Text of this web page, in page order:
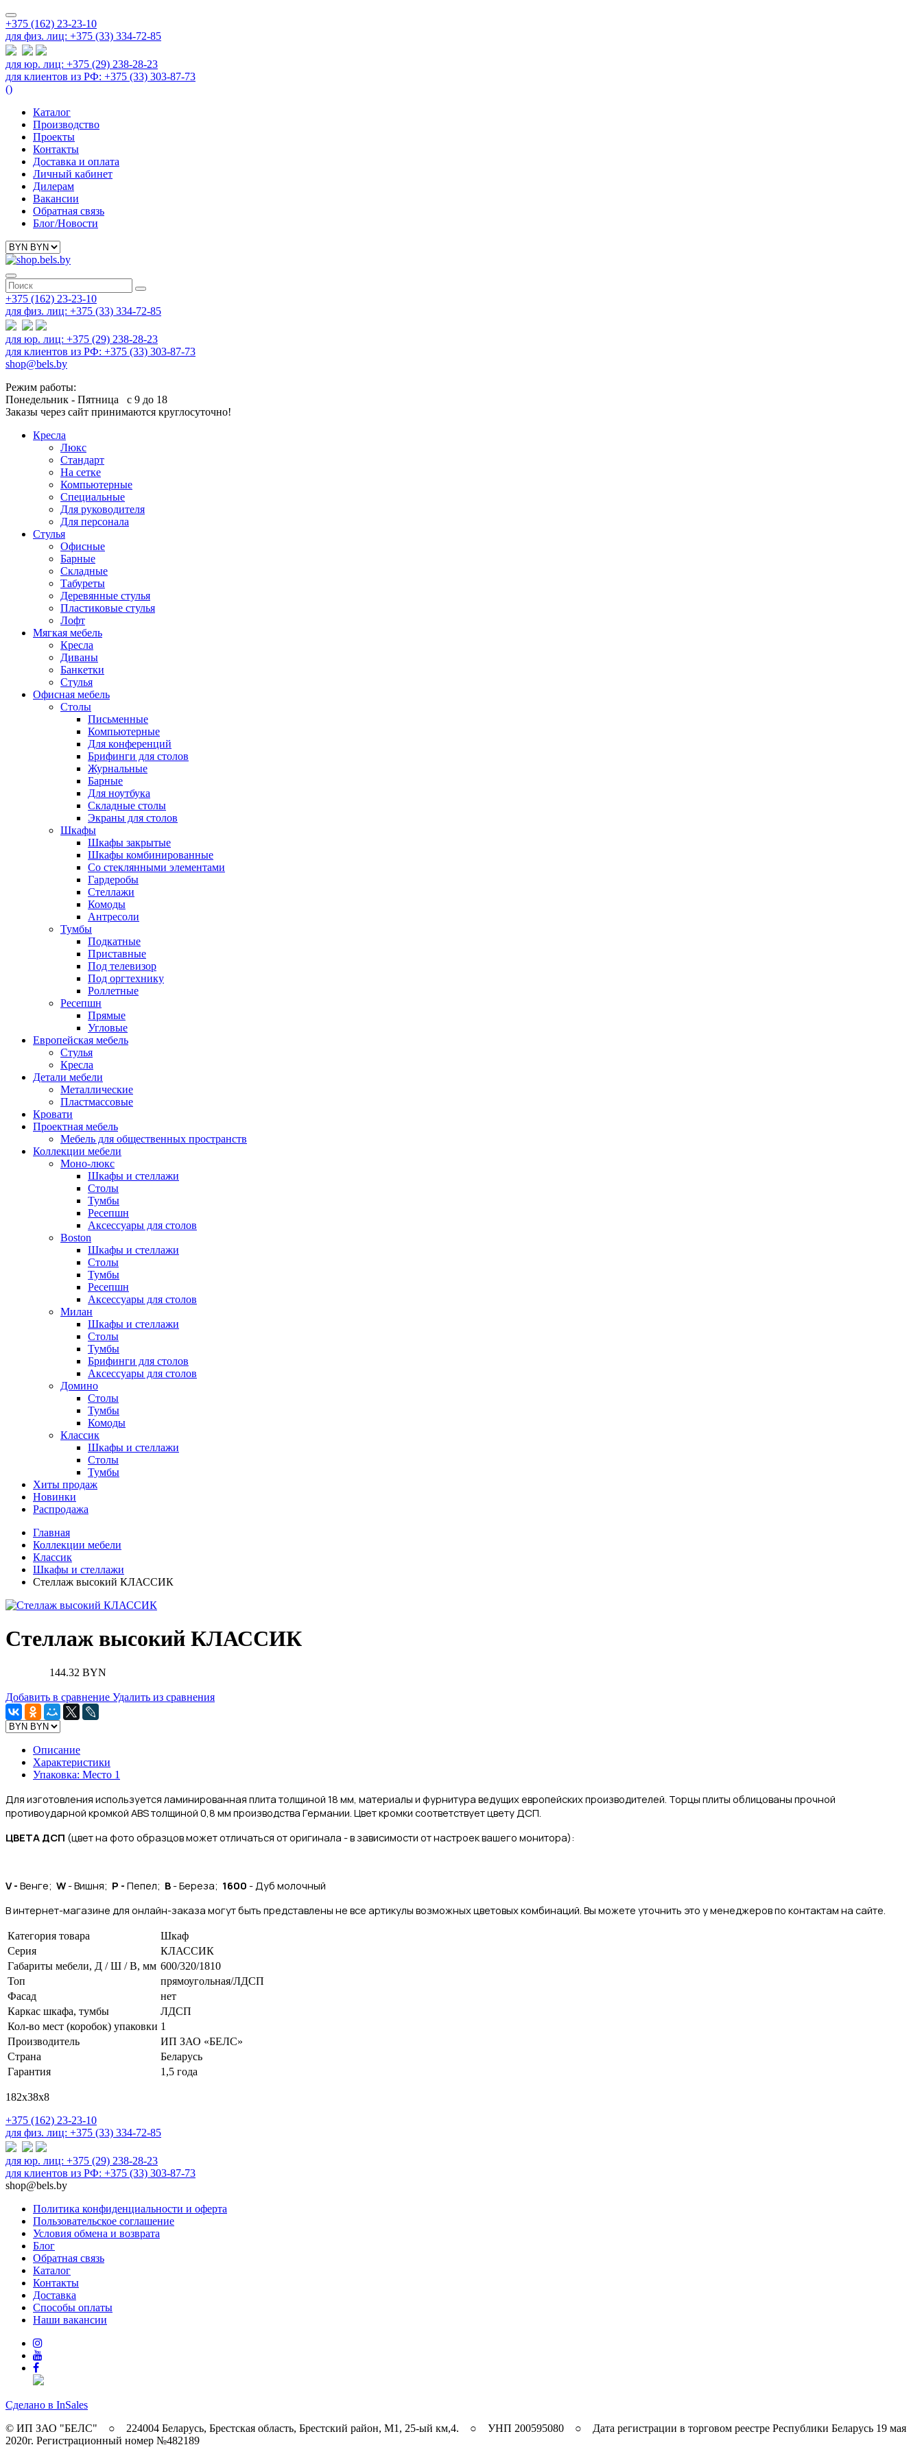
+375 (162) 23-23-10
для физ. лиц: +375 (33) 334-72-85
для юр. лиц: +375 (29) 238-28-23
для клиентов из РФ: +375 (33) 303-87-73
()
Каталог
Производство
Проекты
Контакты
Доставка и оплата
Личный кабинет
Дилерам
Вакансии
Обратная связь
Блог/Новости
+375 (162) 23-23-10
для физ. лиц: +375 (33) 334-72-85
для юр. лиц: +375 (29) 238-28-23
для клиентов из РФ: +375 (33) 303-87-73
shop@bels.by
Режим работы:
Понедельник - Пятница с 9 до 18
Заказы через сайт принимаются круглосуточно!
Кресла
Люкс
Стандарт
На сетке
Компьютерные
Специальные
Для руководителя
Для персонала
Стулья
Офисные
Барные
Складные
Табуреты
Деревянные стулья
Пластиковые стулья
Лофт
Мягкая мебель
Кресла
Диваны
Банкетки
Стулья
Офисная мебель
Столы
Письменные
Компьютерные
Для конференций
Брифинги для столов
Журнальные
Барные
Для ноутбука
Складные столы
Экраны для столов
Шкафы
Шкафы закрытые
Шкафы комбинированные
Со стеклянными элементами
Гардеробы
Стеллажи
Комоды
Антресоли
Тумбы
Подкатные
Приставные
Под телевизор
Под оргтехнику
Роллетные
Ресепшн
Прямые
Угловые
Европейская мебель
Стулья
Кресла
Детали мебели
Металлические
Пластмассовые
Кровати
Проектная мебель
Мебель для общественных пространств
Коллекции мебели
Моно-люкс
Шкафы и стеллажи
Столы
Тумбы
Ресепшн
Аксессуары для столов
Boston
Шкафы и стеллажи
Столы
Тумбы
Ресепшн
Аксессуары для столов
Милан
Шкафы и стеллажи
Столы
Тумбы
Брифинги для столов
Аксессуары для столов
Домино
Столы
Тумбы
Комоды
Классик
Шкафы и стеллажи
Столы
Тумбы
Хиты продаж
Новинки
Распродажа
Главная
Коллекции мебели
Классик
Шкафы и стеллажи
Стеллаж высокий КЛАССИК
Стеллаж высокий КЛАССИК
144.32 BYN
Добавить в сравнение Удалить из сравнения
Описание
Характеристики
Упаковка: Место 1
Для изготовления используется ламинированная плита толщиной 18 мм, материалы и фурнитура ведущих европейских производителей. Торцы плиты облицованы прочной
противоударной кромкой ABS толщиной 0,8 мм производства Германии. Цвет кромки соответствует цвету ДСП.
ЦВЕТА ДСП (цвет на фото образцов может отличаться от оригинала - в зависимости от настроек вашего монитора):
V - Венге; W- Вишня; P - Пепел; B- Береза; 1600 - Дуб молочный
В интернет-магазине для онлайн-заказа могут быть представлены не все артикулы возможных цветовых комбинаций. Вы можете уточнить это у менеджеров по контактам на сайте.
Категория товара
Шкаф
Серия
КЛАССИК
Габариты мебели, Д / Ш / В, мм 600/320/1810
Топ
прямоугольная/ЛДСП
Фасад
нет
Каркас шкафа, тумбы
ЛДСП
Кол-во мест (коробок) упаковки 1
Производитель
ИП ЗАО «БЕЛС»
Страна
Беларусь
Гарантия
1,5 года
182х38х8
+375 (162) 23-23-10
для физ. лиц: +375 (33) 334-72-85
для юр. лиц: +375 (29) 238-28-23
для клиентов из РФ: +375 (33) 303-87-73
shop@bels.by
Политика конфиденциальности и оферта
Пользовательское соглашение
Условия обмена и возврата
Блог
Обратная связь
Каталог
Контакты
Доставка
Способы оплаты
Наши вакансии
Сделано в InSales
© ИП ЗАО "БЕЛС" ○ 224004 Беларусь, Брестская область, Брестский район, M1, 25-ый км,4. ○ УНП 200595080 ○ Дата регистрации в торговом реестре Республики Беларусь 19 мая
2020г. Регистрационный номер №482189